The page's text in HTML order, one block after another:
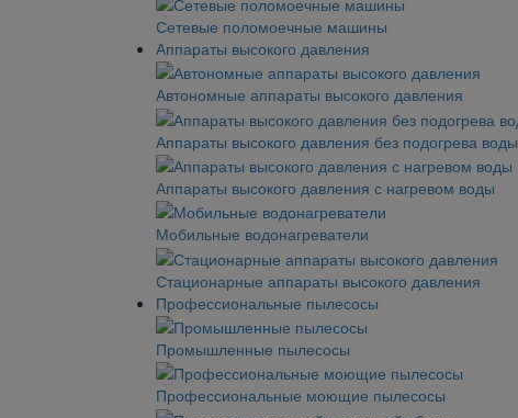
Сетевые поломоечные машины
Аппараты высокого давления
Автономные аппараты высокого давления
Аппараты высокого давления без подогрева воды
Аппараты высокого давления с нагревом воды
Мобильные водонагреватели
Стационарные аппараты высокого давления
Профессиональные пылесосы
Промышленные пылесосы
Профессиональные моющие пылесосы